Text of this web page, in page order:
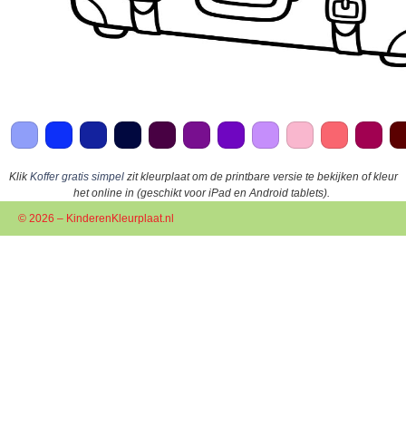
KlikKoffer gratis simpelzit kleurplaat om de printbare versie te bekijken of kleur
het online in (geschikt voor iPad en Android tablets).
© 2026 – KinderenKleurplaat.nl